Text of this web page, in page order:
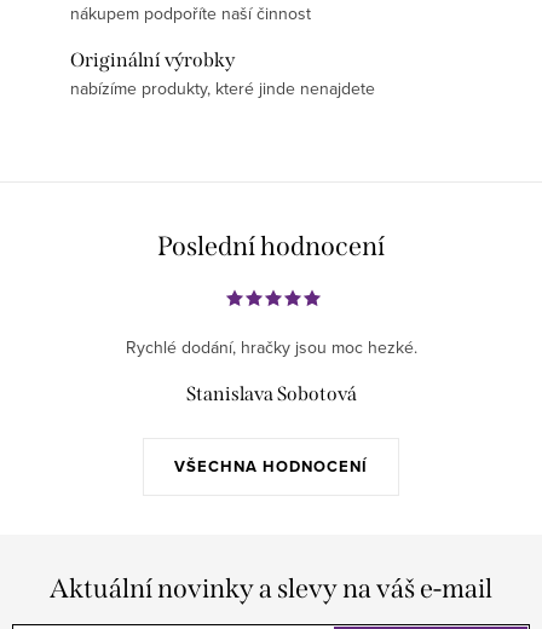
nákupem podpoříte naší činnost
Originální výrobky
nabízíme produkty, které jinde nenajdete
Poslední hodnocení
VŠECHNA HODNOCENÍ
Rychlé dodání, hračky jsou moc hezké.
Stanislava Sobotová
Aktuální novinky a slevy na váš e-mail